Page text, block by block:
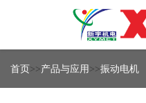
首页>>产品与应用 >>振动电机